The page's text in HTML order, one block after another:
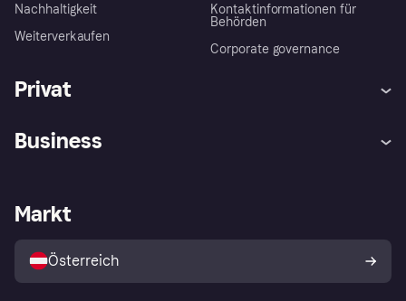
Nachhaltigkeit
Weiterverkaufen
Kontaktinformationen für
Behörden
Corporate governance
Privat
Shops entdecken
Business
Händlerportal
Markt
Österreich